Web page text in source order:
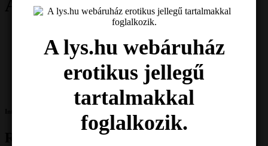
A 10 legjobb játék
Services
Tapasztalat
A 10 legjobb játék
Review of Premium Toys
A lys.hu webáruház
erotikus jellegű
tartalmakkal
foglalkozik.